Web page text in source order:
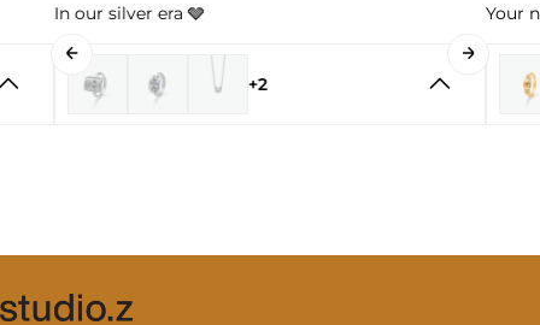
In our silver era 🩶
+2
Your